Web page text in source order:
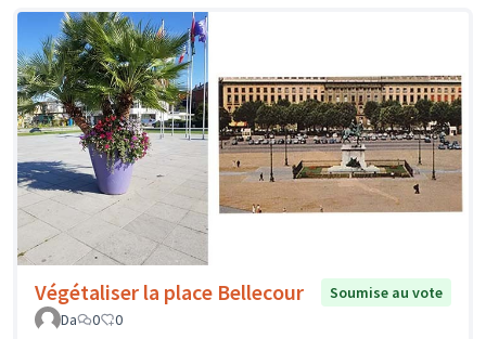
Végétaliser la place Bellecour
Soumise au vote
Da
0 0